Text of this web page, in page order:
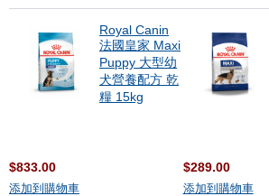
Royal Canin
法國皇家 Maxi
Puppy 大型幼
犬營養配方 乾
糧 15kg
$833.00
添加到購物車
$289.00
添加到購物車